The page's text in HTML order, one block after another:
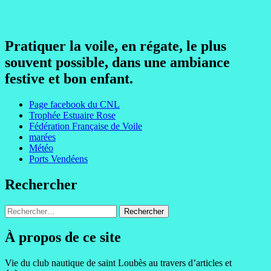
Pratiquer la voile, en régate, le plus
souvent possible, dans une ambiance
festive et bon enfant.
Page facebook du CNL
Trophée Estuaire Rose
Fédération Française de Voile
marées
Météo
Ports Vendéens
Rechercher
Rechercher :
À propos de ce site
Vie du club nautique de saint Loubès au travers d’articles et